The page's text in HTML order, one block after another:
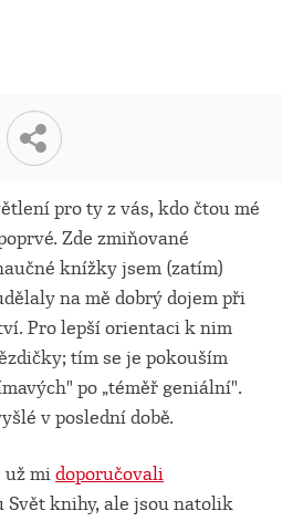
pro ty z vás, kdo čtou mé
Zde zmiňované
knížky jsem (zatím)
na mě dobrý dojem při
Pro lepší orientaci k nim
tím se je pokouším
po „téměř geniální".
v poslední době.
midoporučovali
Svět knihy, ale jsou natolik